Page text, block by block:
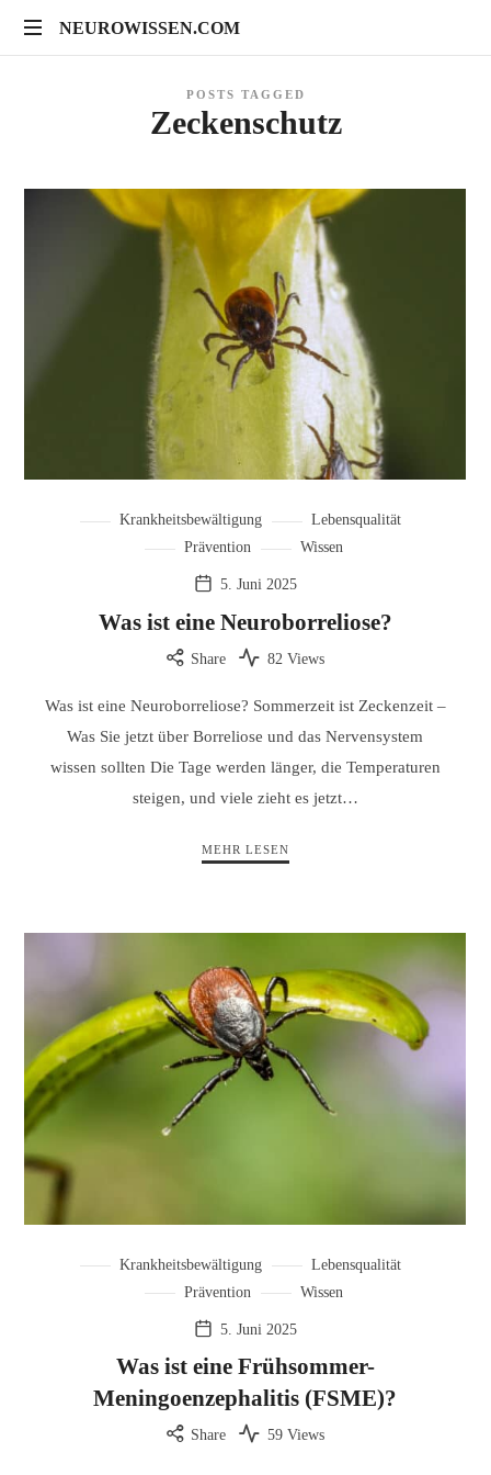
NEUROWISSEN.COM
NEUROWISSEN.COM
Gehirngesundheit,
neuropsychologische
POSTS TAGGED
Zeckenschutz
Krankheitsbewältigung
Lebensqualität
Prävention
Wissen
5. Juni 2025
Was ist eine Neuroborreliose?
Share 82 Views
Was ist eine Neuroborreliose? Sommerzeit ist Zeckenzeit –
Was Sie jetzt über Borreliose und das Nervensystem
wissen sollten Die Tage werden länger, die Temperaturen
steigen, und viele zieht es jetzt…
MEHR LESEN
Krankheitsbewältigung
Lebensqualität
Prävention
Wissen
5. Juni 2025
Was ist eine Frühsommer-
Meningoenzephalitis (FSME)?
Share 59 Views